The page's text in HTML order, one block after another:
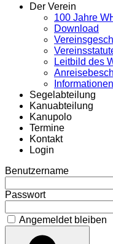
Der Verein
100 Jahre
Download
Leitbild des
Segelabteilung
Kanuabteilung
Kanupolo
Termine
Kontakt
Login
Benutzername
Passwort
Angemeldet bleiben